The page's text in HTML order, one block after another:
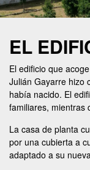
EL
El edificio que
Julián Gayarre hizo
había nacido. El
familiares, mientras
La casa de planta
por una cubierta a
adaptado a su